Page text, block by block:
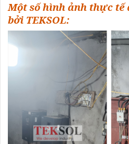
Một số hình ảnh thực
bởi TEKSOL: